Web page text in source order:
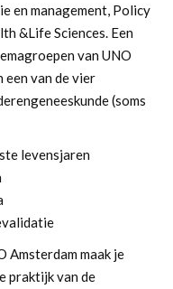
en management, Policy
&Life Sciences. Een
van UNO
een van de vier
(soms
levensjaren
Amsterdam maak je
praktijk van de